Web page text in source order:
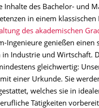
Inhalte des Bachelor- und
in einem
des akademischen
Ingenieure genießen einen
in Industrie und Wirtschaft.
gleichwertig:
einer Urkunde. Sie
welches sie in
Tätigkeiten